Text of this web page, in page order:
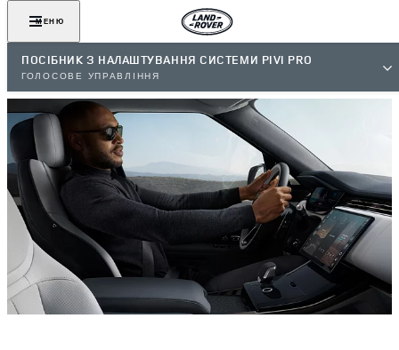
МЕНЮ
ПОСІБНИК З НАЛАШТУВАННЯ СИСТЕМИ PIVI PRO
ГОЛОСОВЕ УПРАВЛІННЯ